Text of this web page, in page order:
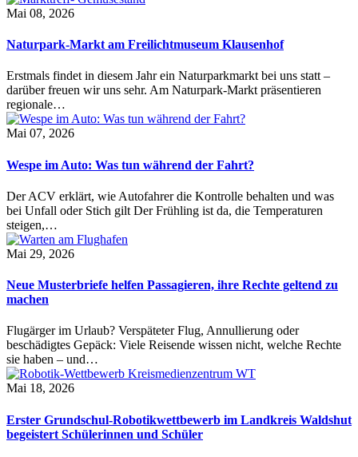
Mai 08, 2026
Naturpark-Markt am Freilichtmuseum Klausenhof
Erstmals findet in diesem Jahr ein Naturparkmarkt bei uns statt –
darüber freuen wir uns sehr. Am Naturpark-Markt präsentieren
regionale…
Mai 07, 2026
Wespe im Auto: Was tun während der Fahrt?
Der ACV erklärt, wie Autofahrer die Kontrolle behalten und was
bei Unfall oder Stich gilt Der Frühling ist da, die Temperaturen
steigen,…
Mai 29, 2026
Neue Musterbriefe helfen Passagieren, ihre Rechte geltend zu
machen
Flugärger im Urlaub? Verspäteter Flug, Annullierung oder
beschädigtes Gepäck: Viele Reisende wissen nicht, welche Rechte
sie haben – und…
Mai 18, 2026
Erster Grundschul-Robotikwettbewerb im Landkreis Waldshut
begeistert Schülerinnen und Schüler